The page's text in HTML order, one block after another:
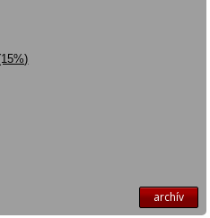
archív